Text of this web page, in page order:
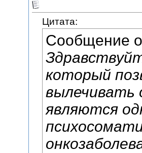
Цитата:
Сообщение
который
вылечивать
являются